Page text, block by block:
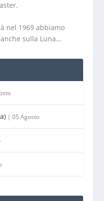
nel 1969 abbiamo
sulla Luna…
| 05 Agosto